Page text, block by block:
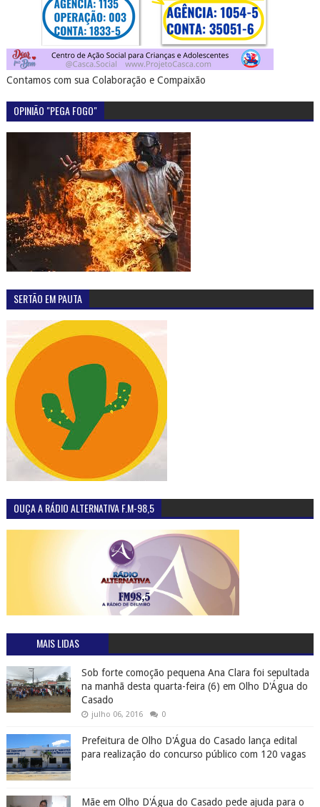
Contamos com sua Colaboração e Compaixão
OPINIÃO "PEGA FOGO"
SERTÃO EM PAUTA
OUÇA A RÁDIO ALTERNATIVA F.M-98,5
MAIS LIDAS
Sob forte comoção pequena Ana Clara foi sepultada
na manhã desta quarta-feira (6) em Olho D'Água do
Casado
julho 06, 2016 0
Prefeitura de Olho D'Água do Casado lança edital
para realização do concurso público com 120 vagas
Mãe em Olho D'Água do Casado pede ajuda para o